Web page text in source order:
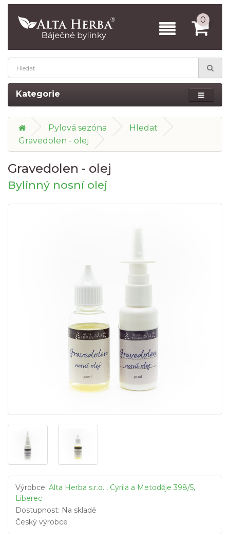
0
Kategorie
Pylová sezóna
Hledat
Gravedolen - olej
Gravedolen - olej
Bylinný nosní olej
Výrobce: Alta Herba s.r.o. , Cyrila a Metoděje 398/5,
Liberec
Dostupnost: Na skladě
Český výrobce